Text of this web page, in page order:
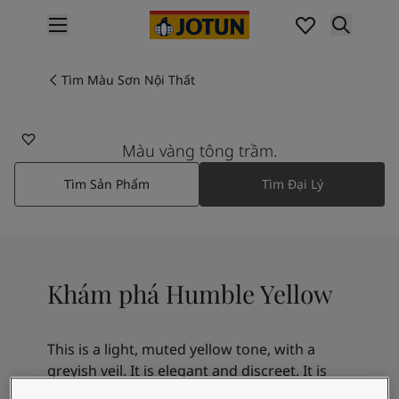
Sơn Nội Thất
Các Sản Phẩm Sơn Ngoại Thất
Màu Sắc
Các Màu Sơn Nội Thất
Các Màu Sắc Nội Thất
Colour Tools
Cảm Hứng Nội Thất
Cảm Hứng Ngoại Thất
Tìm Màu Sơn Nội Thất
Màu vàng tông trầm.
Tìm Sản Phẩm Tìm Đại Lý
Khám phá Humble Yellow
This is a light, muted yellow tone, with a
greyish veil. It is elegant and discreet. It is